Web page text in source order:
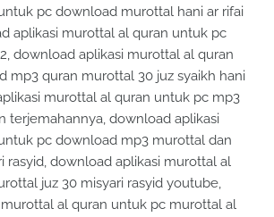
pc download murottal hani ar rifai
aplikasi murottal al quran untuk pc
download aplikasi murottal al quran
mp3 quran murottal 30 juz syaikh hani
murottal al quran untuk pc mp3
terjemahannya, download aplikasi
pc download mp3 murottal dan
rasyid, download aplikasi murottal al
juz 30 misyari rasyid youtube,
al quran untuk pc murottal al